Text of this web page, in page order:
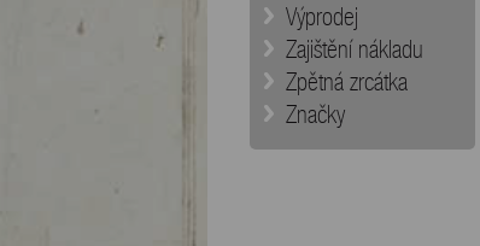
Výprodej
Zajištění nákladu
Zpětná zrcátka
Značky